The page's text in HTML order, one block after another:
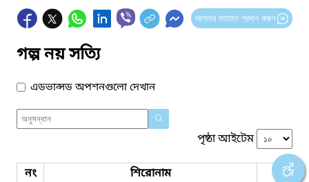
আপনার মতামত প্রদান করুন
গল্প নয় সত্যি
এডভান্সড অপশনগুলো দেখান
পৃষ্ঠা আইটেম
নং শিরোনাম